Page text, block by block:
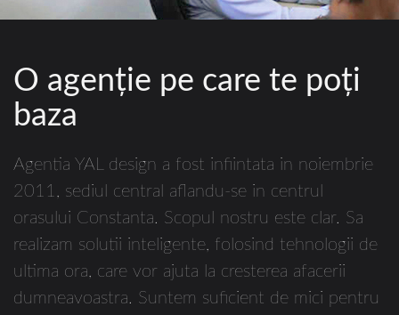
O agenţie pe care te poţi
baza
Agentia YAL design a fost infiintata in noiembrie
2011, sediul central aflandu-se in centrul
orasului Constanta. Scopul nostru este clar. Sa
realizam solutii inteligente, folosind tehnologii de
ultima ora, care vor ajuta la cresterea afacerii
dumneavoastra. Suntem suficient de mici pentru